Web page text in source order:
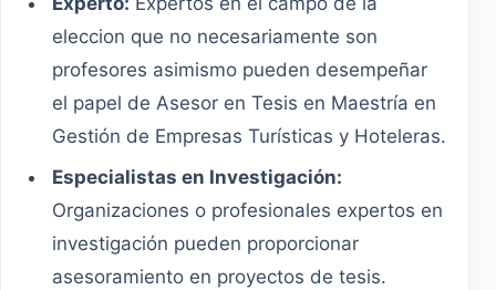
eleccion que no necesariamente son
profesores asimismo pueden desempeñar
el papel de Asesor en Tesis en Maestría en
Gestión de Empresas Turísticas y Hoteleras.
Especialistas en Investigación:
Organizaciones o profesionales expertos en
investigación pueden proporcionar
asesoramiento en proyectos de tesis.